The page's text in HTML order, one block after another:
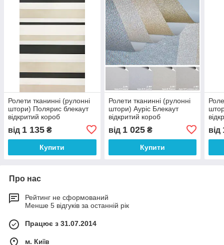
Ролети тканинні (рулонні
штори) Полярис блекаут
відкритий короб
від 1 135 ₴
Купити
Ролети тканинні (рулонні
штори) Ауріс Блекаут
відкритий короб
від 1 025₴
Купити
від
Про нас
Рейтинг не сформований
Менше 5 відгуків за останній рік
Працює з 31.07.2014
м. Київ